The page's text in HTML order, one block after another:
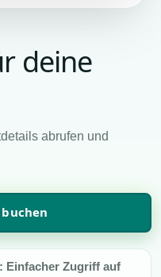
deine
abrufen und
Einfacher Zugriff auf